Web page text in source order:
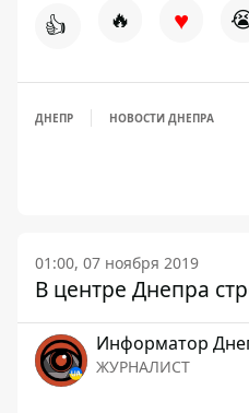
👍 🔥 ♥
ДНЕПР НОВОСТИ ДНЕПРА
01:00, 07 ноября 2019
В центре Днепра
Информатор
ЖУРНАЛИСТ